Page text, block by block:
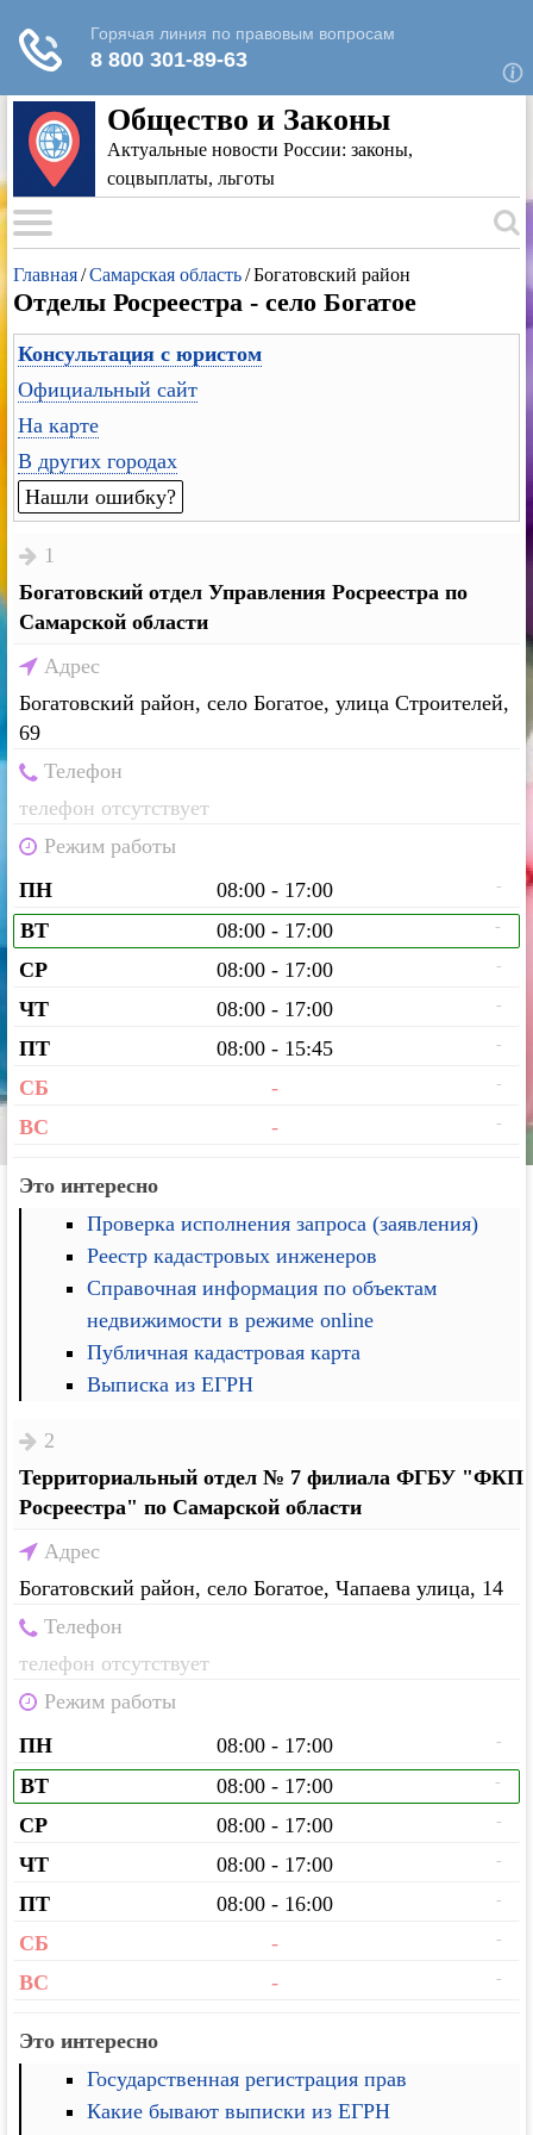
Общество и Законы
Актуальные новости России: законы,
соцвыплаты, льготы
Главная/Самарская область/Богатовский район
Отделы Росреестра - село Богатое
Консультация с юристом
Официальный сайт
На карте
В других городах
Нашли ошибку?
1
Богатовский отдел Управления Росреестра по
Самарской области
Адрес
Богатовский район, село Богатое, улица Строителей,
69
Телефон
телефон отсутствует
Режим работы
ПН
08:00 - 17:00 -
ВТ 08:00 - 17:00 -
СР 08:00 - 17:00 -
ЧТ 08:00 - 17:00 -
ПТ 08:00 - 15:45 -
СБ - -
ВС - -
Это интересно
Проверка исполнения запроса (заявления)
Реестр кадастровых инженеров
Справочная информация по объектам
недвижимости в режиме online
Публичная кадастровая карта
Выписка из ЕГРН
2
Территориальный отдел № 7 филиала ФГБУ "ФКП
Росреестра" по Самарской области
Адрес
Богатовский район, село Богатое, Чапаева улица, 14
Телефон
телефон отсутствует
Режим работы
ПН
08:00 - 17:00 -
ВТ 08:00 - 17:00 -
СР 08:00 - 17:00 -
ЧТ 08:00 - 17:00 -
ПТ 08:00 - 16:00 -
СБ - -
ВС - -
Это интересно
Государственная регистрация прав
Какие бывают выписки из ЕГРН
Для любых предложений по сайту: rk-
reestr@cp9.ru